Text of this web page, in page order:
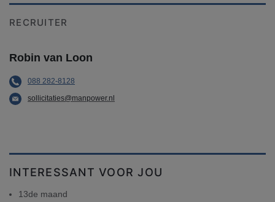
RECRUITER
Robin van Loon
088 282-8128
sollicitaties@manpower.nl
INTERESSANT VOOR JOU
13de maand